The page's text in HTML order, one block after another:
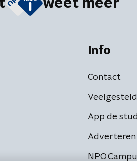
weet meer
Info
Contact
App de
Adverteren
NPO